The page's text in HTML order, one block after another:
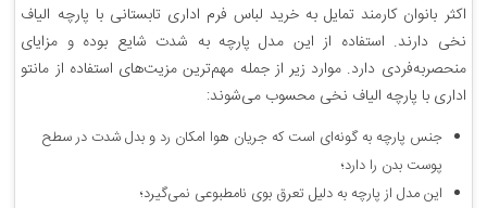
اکثر بانوان کارمند تمایل به خرید لباس فرم اداری تابستانی با پارچه الیاف
نخی دارند. استفاده از این مدل پارچه به شدت شایع بوده و مزایای
منحصربه‌فردی دارد. موارد زیر از جمله مهم‌ترین مزیت‌های استفاده از مانتو
اداری با پارچه الیاف نخی محسوب می‌شوند:
جنس پارچه به‌ گونه‌ای است که جریان هوا امکان رد و بدل شدت در سطح
پوست بدن را دارد؛
این مدل از پارچه به دلیل تعرق بوی نامطبوعی نمی‌گیرد؛